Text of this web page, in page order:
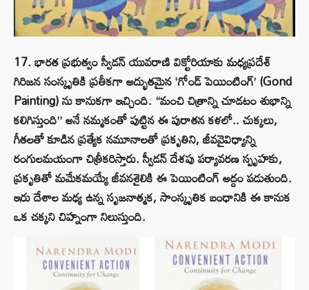
17. భారత ప్రభుత్వం స్వీడన్ యువరాణి విక్టోరియాకు మధ్యప్రదేశ్
గిరిజన సంస్కృతికి ప్రతీకగా అద్భుతమైన ‘గోండ్ పెయింటింగ్’ (Gond
Painting) ను కానుకగా ఇచ్చింది. “మంచి చిత్రాన్ని చూడటం శుభాన్ని
కలిగిస్తుంది” అనే నమ్మకంతో పుట్టిన ఈ పురాతన కళలో.. చుక్కలు,
గీతలతో కూడిన ప్రత్యేక నమూనాలతో ప్రకృతిని, జీవవైవిధ్యాన్ని
రంగులమయంగా చిత్రీకరిస్తారు. స్వీడన్ దేశపు పర్యావరణ స్పృహకు,
ప్రకృతితో మమేకమయ్యే జీవనశైలికి ఈ పెయింటింగ్ అద్దం పడుతుంది.
ఇరు దేశాల మధ్య ఉన్న సృజనాత్మక, సాంస్కృతిక బంధానికి ఈ కానుక
ఒక చక్కని చిహ్నంగా నిలుస్తుంది.